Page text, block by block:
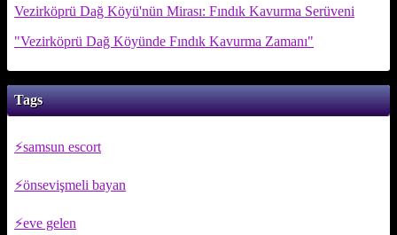
Vezirköprü Dağ Köyü'nün Mirası: Fındık Kavurma Serüveni
"Vezirköprü Dağ Köyünde Fındık Kavurma Zamanı"
Tags
samsun escort
önsevişmeli bayan
eve gelen